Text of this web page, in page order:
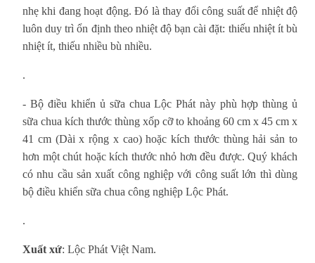
nhẹ khi đang hoạt động. Đó là thay đổi công suất để nhiệt độ
luôn duy trì ổn định theo nhiệt độ bạn cài đặt: thiếu nhiệt ít bù
nhiệt ít, thiếu nhiều bù nhiều.
.
- Bộ điều khiển ủ sữa chua Lộc Phát này phù hợp thùng ủ
sữa chua kích thước thùng xốp cỡ to khoảng 60 cm x 45 cm x
41 cm (Dài x rộng x cao) hoặc kích thước thùng hải sản to
hơn một chút hoặc kích thước nhỏ hơn đều được. Quý khách
có nhu cầu sản xuất công nghiệp với công suất lớn thì dùng
bộ điều khiển sữa chua công nghiệp Lộc Phát.
.
Xuất xứ: Lộc Phát Việt Nam.